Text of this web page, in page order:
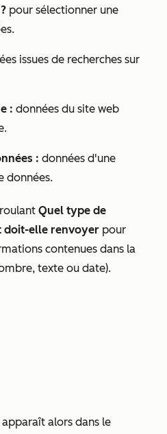
pour sélectionner une
issues de recherches sur
: données du site web
: données d'une
données.
Quel type de
doit-elle renvoyer pour
contenues dans la
texte ou date).
alors dans le